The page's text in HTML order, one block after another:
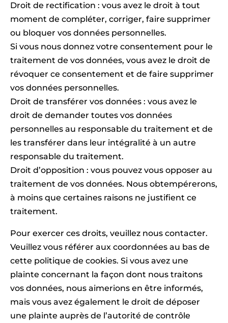
Droit de rectification : vous avez le droit à tout
moment de compléter, corriger, faire supprimer
ou bloquer vos données personnelles.
Si vous nous donnez votre consentement pour le
traitement de vos données, vous avez le droit de
révoquer ce consentement et de faire supprimer
vos données personnelles.
Droit de transférer vos données : vous avez le
droit de demander toutes vos données
personnelles au responsable du traitement et de
les transférer dans leur intégralité à un autre
responsable du traitement.
Droit d’opposition : vous pouvez vous opposer au
traitement de vos données. Nous obtempérerons,
à moins que certaines raisons ne justifient ce
traitement.
Pour exercer ces droits, veuillez nous contacter.
Veuillez vous référer aux coordonnées au bas de
cette politique de cookies. Si vous avez une
plainte concernant la façon dont nous traitons
vos données, nous aimerions en être informés,
mais vous avez également le droit de déposer
une plainte auprès de l’autorité de contrôle